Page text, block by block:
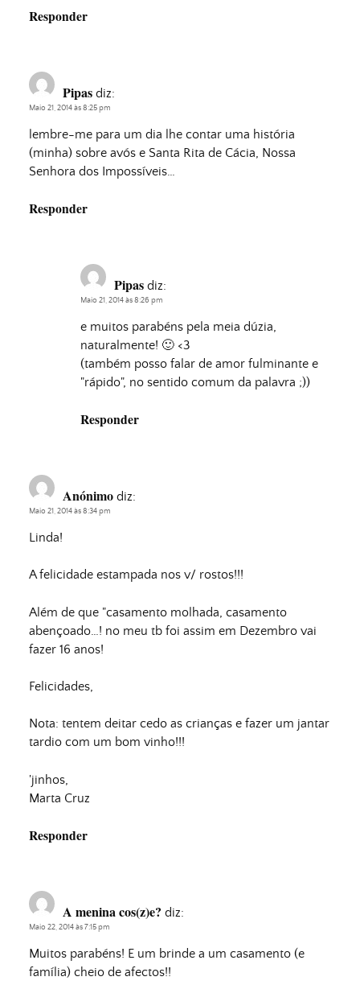
Responder
Pipas diz:
Maio 21, 2014 às 8:25 pm
lembre-me para um dia lhe contar uma história
(minha) sobre avós e Santa Rita de Cácia, Nossa
Senhora dos Impossíveis…
Responder
Pipas diz:
Maio 21, 2014 às 8:26 pm
e muitos parabéns pela meia dúzia,
naturalmente! 🙂 <3
(também posso falar de amor fulminante e
"rápido", no sentido comum da palavra ;))
Responder
Anónimo diz:
Maio 21, 2014 às 8:34 pm
Linda!
A felicidade estampada nos v/ rostos!!!
Além de que "casamento molhada, casamento
abençoado…! no meu tb foi assim em Dezembro vai
fazer 16 anos!
Felicidades,
Nota: tentem deitar cedo as crianças e fazer um jantar
tardio com um bom vinho!!!
'jinhos,
Marta Cruz
Responder
A menina cos(z)e? diz:
Maio 22, 2014 às 7:15 pm
Muitos parabéns! E um brinde a um casamento (e
família) cheio de afectos!!